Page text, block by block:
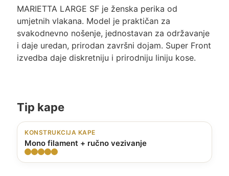
MARIETTA LARGE SF je ženska perika od
umjetnih vlakana. Model je praktičan za
svakodnevno nošenje, jednostavan za održavanje
i daje uredan, prirodan završni dojam. Super Front
izvedba daje diskretniju i prirodniju liniju kose.
Tip kape
KONSTRUKCIJA KAPE
Mono filament + ručno vezivanje